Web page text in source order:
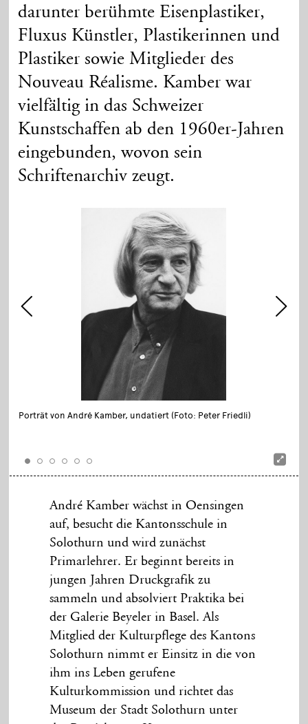
darunter berühmte Eisenplastiker,
Fluxus Künstler, Plastikerinnen und
Plastiker sowie Mitglieder des
Nouveau Réalisme. Kamber war
vielfältig in das Schweizer
Kunstschaffen ab den 1960er-Jahren
eingebunden, wovon sein
Schriftenarchiv zeugt.
Porträt von André Kamber, undatiert (Foto: Peter Friedli)
André Kamber wächst in Oensingen
auf, besucht die Kantonsschule in
Solothurn und wird zunächst
Primarlehrer. Er beginnt bereits in
jungen Jahren Druckgrafik zu
sammeln und absolviert Praktika bei
der Galerie Beyeler in Basel. Als
Mitglied der Kulturpflege des Kantons
Solothurn nimmt er Einsitz in die von
ihm ins Leben gerufene
Kulturkommission und richtet das
Museum der Stadt Solothurn unter